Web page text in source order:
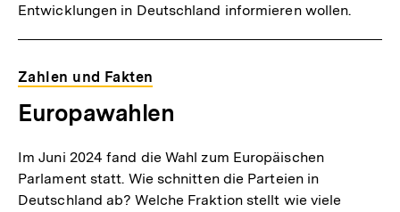
Entwicklungen in Deutschland informieren wollen.
Zahlen und Fakten
Europawahlen
Im Juni 2024 fand die Wahl zum Europäischen
Parlament statt. Wie schnitten die Parteien in
Deutschland ab? Welche Fraktion stellt wie viele